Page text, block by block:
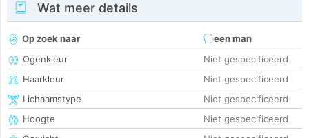
Wat meer details
Op zoek naar
een man
Ogenkleur
Niet gespecificeerd
Haarkleur
Niet gespecificeerd
Lichaamstype
Niet gespecificeerd
Hoogte
Niet gespecificeerd